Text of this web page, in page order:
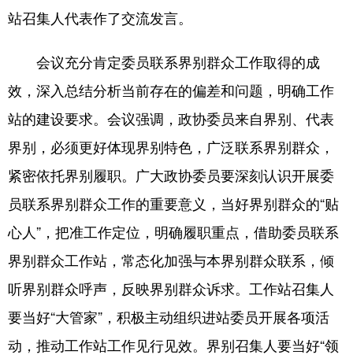
站召集人代表作了交流发言。
会议充分肯定委员联系界别群众工作取得的成
效，深入总结分析当前存在的偏差和问题，明确工作
站的建设要求。会议强调，政协委员来自界别、代表
界别，必须更好体现界别特色，广泛联系界别群众，
紧密依托界别履职。广大政协委员要深刻认识开展委
员联系界别群众工作的重要意义，当好界别群众的“贴
心人”，把准工作定位，明确履职重点，借助委员联系
界别群众工作站，常态化加强与本界别群众联系，倾
听界别群众呼声，反映界别群众诉求。工作站召集人
要当好“大管家”，积极主动组织进站委员开展各项活
动，推动工作站工作见行见效。界别召集人要当好“领